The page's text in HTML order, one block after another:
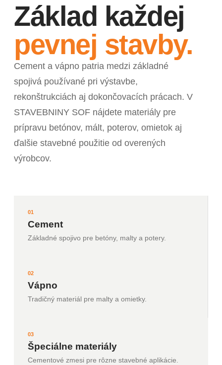
Základ každej
pevnej stavby.
Cement a vápno patria medzi základné
spojivá používané pri výstavbe,
rekonštrukciách aj dokončovacích prácach. V
STAVEBNINY SOF nájdete materiály pre
prípravu betónov, mált, poterov, omietok aj
ďalšie stavebné použitie od overených
výrobcov.
01
Cement
Základné spojivo pre betóny, malty a potery.
02
Vápno
Tradičný materiál pre malty a omietky.
03
Špeciálne materiály
Cementové zmesi pre rôzne stavebné aplikácie.